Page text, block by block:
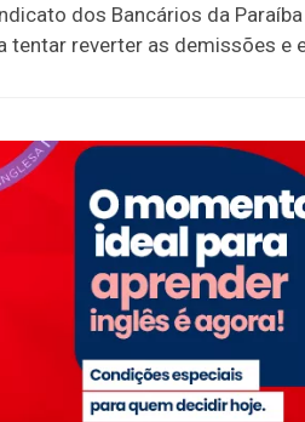
dos Bancários da
tentar reverter as demissões e